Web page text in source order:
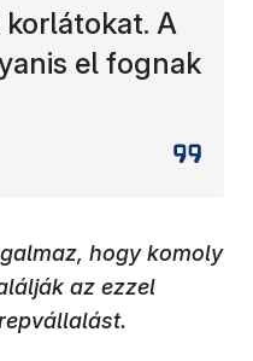
korlátokat. A
el fognak
hogy komoly
az ezzel